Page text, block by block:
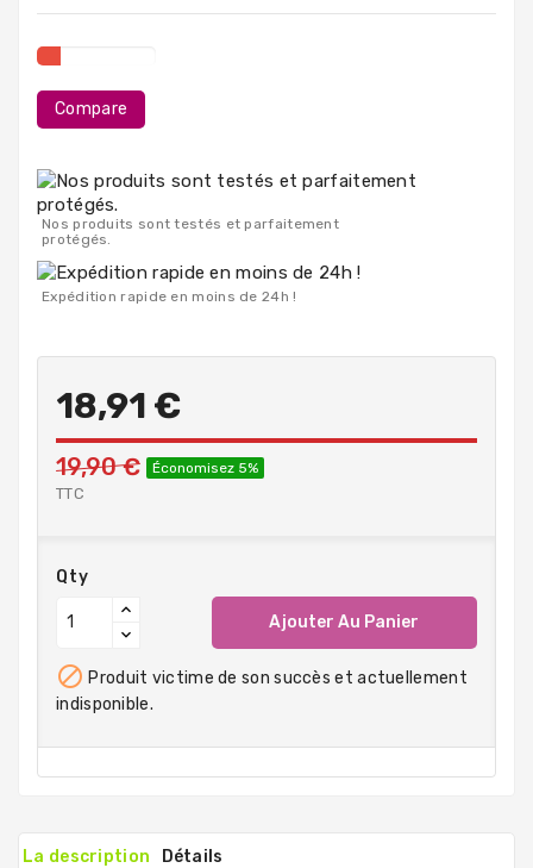
Destockage
Compare
Nos produits sont testés et parfaitement
protégés.
Expédition rapide en moins de 24h !
18,91 €
19,90 € Économisez 5%
TTC
Qty
Ajouter Au Panier
 Produit victime de son succès et actuellement
indisponible.
La description Détails